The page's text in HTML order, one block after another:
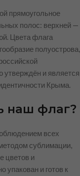
прямоугольное
полос: верхней —
Цвета флага
полуострова,
утверждён и является
Крыма.
наш флаг?
всех
сублимации,
цветов и
упакован и готов к